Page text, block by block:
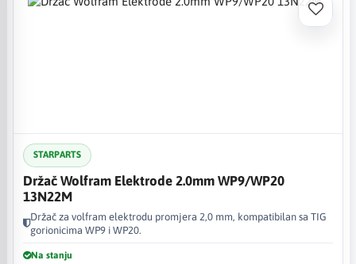
STARPARTS
Držač Wolfram Elektrode 2.0mm WP9/WP20
13N22M
Držač za volfram elektrodu promjera 2,0 mm, kompatibilan sa TIG
gorionicima WP9 i WP20.
Na stanju